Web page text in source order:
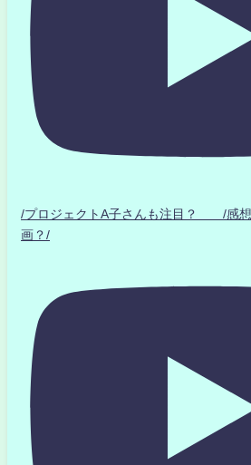
/プロジェクトA子さんも注目？ /感想
画？/